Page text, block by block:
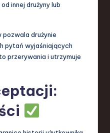
innej drużyny lub
drużynie
pytań wyjaśniających
przerywania i utrzymuje